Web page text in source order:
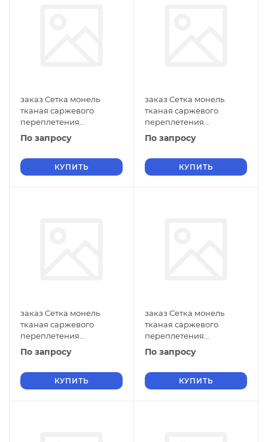
заказ Сетка монель
тканая саржевого
переплетения
двусторонняя
фильтровая 0,8х0,3 мм
ячейки
По запросу
КУПИТЬ
заказ Сетка монель
тканая саржевого
переплетения
двусторонняя
фильтровая 0,8х0,2 мм
ячейки
По запросу
КУПИТЬ
заказ Сетка монель
тканая саржевого
переплетения
двусторонняя
фильтровая 0,8х0,18 мм
ячейки
По запросу
КУПИТЬ
заказ Сетка монель
тканая саржевого
переплетения
двусторонняя
фильтровая 0,8х0,16 мм
ячейки
По запросу
КУПИТЬ